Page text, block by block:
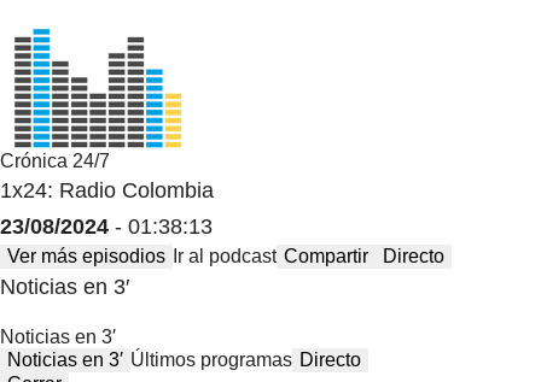
Crónica 24/7
1x24: Radio Colombia
23/08/2024 - 01:38:13
Ver más episodios Ir al podcast Compartir Directo
Noticias en 3′
Noticias en 3′
Noticias en 3′ Últimos programas Directo